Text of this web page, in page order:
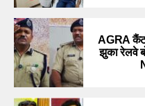
AGRA
झुका रेलवे